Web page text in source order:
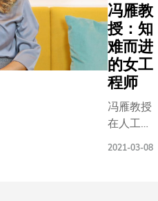
力。
冯雁教
授：知
难而进
的女工
程师
冯雁教授
在人工智
2021-03-08